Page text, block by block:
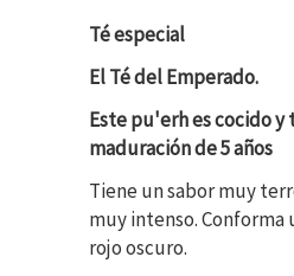
Té especial
El Té del Emperado.
Este pu'erh es cocido y
maduración de 5 años
Tiene un sabor muy
muy intenso. Conforma
rojo oscuro.